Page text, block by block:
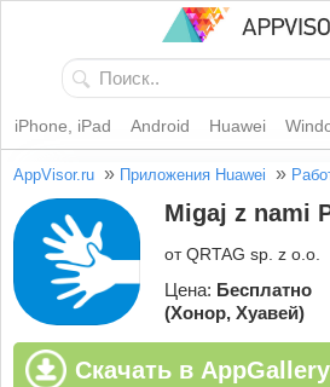
iPhone, iPad Android Huawei
AppVisor.ru » Приложения Huawei »
Migaj z nami
от QRTAG sp. z o.o.
Цена: Бесплатно
(Хонор, Хуавей)
Скачать в AppGallery